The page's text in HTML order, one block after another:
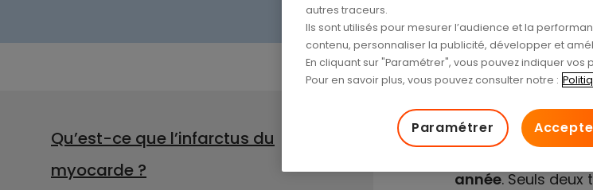
Qu’est-ce que l’infarctus du
myocarde ?
Plus de 100 000
année. Seuls deux
autres traceurs.
Ils sont utilisés pour mesurer l’audience et la
contenu, personnaliser la publicité, développer et
En cliquant sur "Paramétrer", vous pouvez indiquer vos
Pour en savoir plus, vous pouvez consulter notre :
Paramétrer